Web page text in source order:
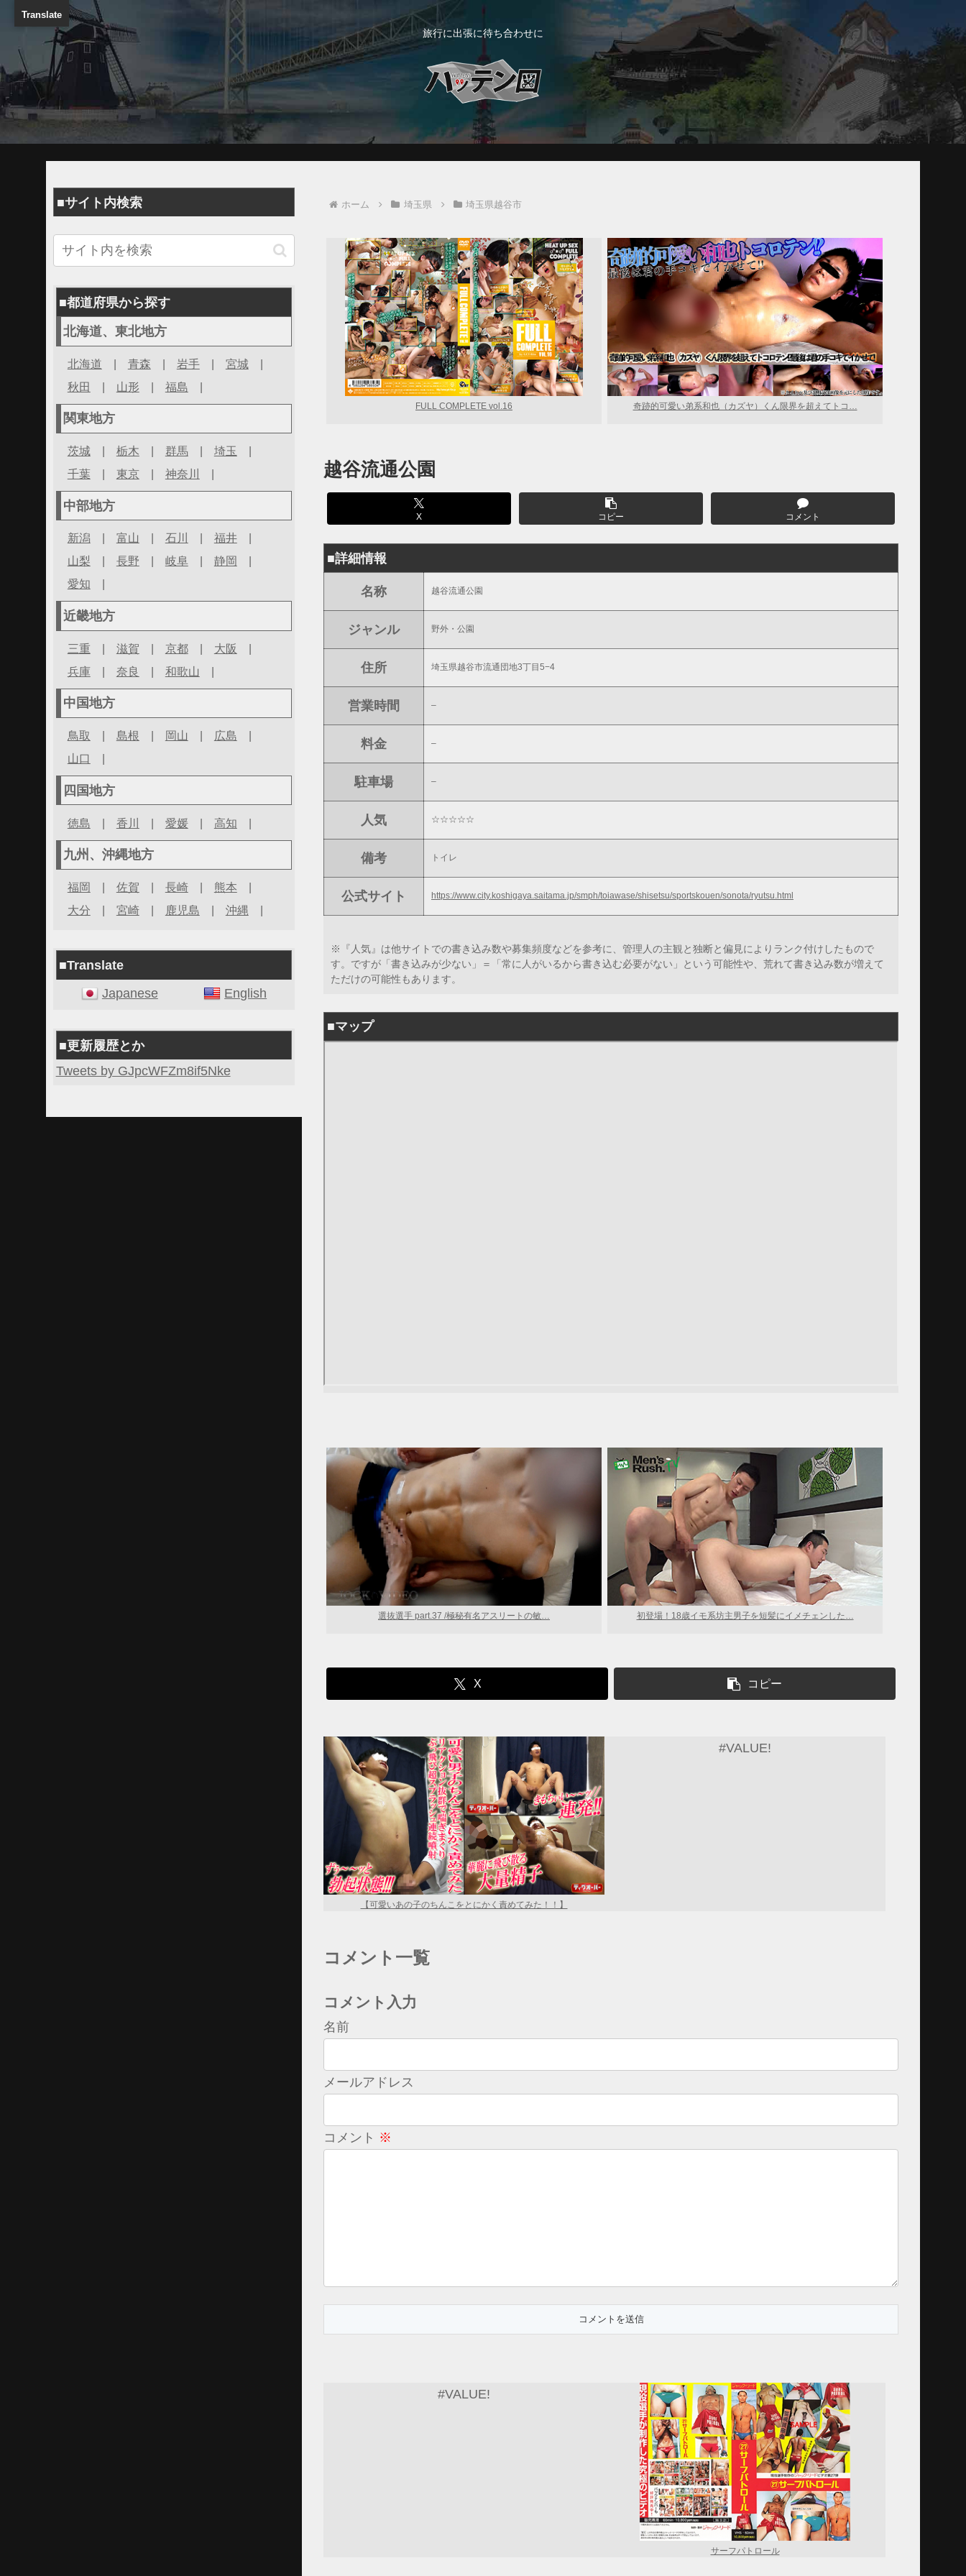
旅行に出張に待ち合わせに
ホーム 埼玉県 埼玉県越谷市
FULL COMPLETE vol.16 奇跡的可愛い弟系和也（カズヤ）くん限界を超えてトコ…
越谷流通公園
X コピー コメント
■詳細情報
名称 越谷流通公園
ジャンル 野外・公園
住所 埼玉県越谷市流通団地3丁目5−4
営業時間 –
料金 –
駐車場 –
人気 ☆☆☆☆☆
備考 トイレ
公式サイト https://www.city.koshigaya.saitama.jp/smph/toiawase/shisetsu/sportskouen/sonota/ryutsu.html
※『人気』は他サイトでの書き込み数や募集頻度などを参考に、管理人の主観と独断と偏見によりランク付けしたもので
す。ですが「書き込みが少ない」＝「常に人がいるから書き込む必要がない」という可能性や、荒れて書き込み数が増えて
ただけの可能性もあります。
■マップ
選抜選手 part.37 /極秘有名アスリートの敏… 初登場！18歳イモ系坊主男子を短髪にイメチェンした…
X コピー
【可愛いあの子のちんこをとにかく責めてみた！！】
#VALUE!
コメント一覧
コメント入力
名前
メールアドレス
コメント ※
#VALUE!
サーフパトロール
■サイト内検索
■都道府県から探す
北海道、東北地方
北海道 | 青森 | 岩手| 宮城|
秋田 | 山形 | 福島 |
関東地方
茨城| 栃木 | 群馬 | 埼玉 |
千葉| 東京| 神奈川 |
中部地方
新潟 富山 石川 福井|
山梨
長野 岐阜| 静岡
愛知
近畿地方
三重 | 滋賀 | 京都| 大阪 |
兵庫| 奈良 | 和歌山 |
中国地方
鳥取 | 島根 | 岡山 | 広島 |
山口 |
四国地方
徳島 | 香川 | 愛媛| 高知 |
九州、沖縄地方
福岡 | 佐賀 | 長崎| 熊本 |
大分 | 宮崎| 鹿児島 | 沖縄 |
■Translate
Japanese
English
■更新履歴とか
Tweets by GJpcWFZm8if5Nke
Translate